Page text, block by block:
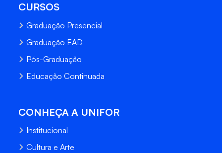
CURSOS
Graduação Presencial
Graduação EAD
Pós-Graduação
Educação Continuada
CONHEÇA A UNIFOR
Institucional
Cultura e Arte